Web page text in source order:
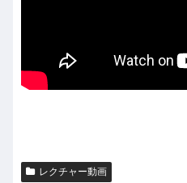
レクチャー動画